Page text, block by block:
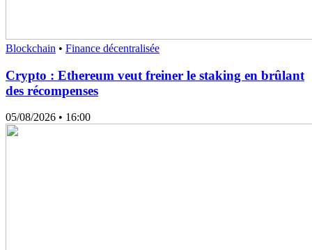
Blockchain • Finance décentralisée
Crypto : Ethereum veut freiner le staking en brûlant
des récompenses
05/08/2026 • 16:00